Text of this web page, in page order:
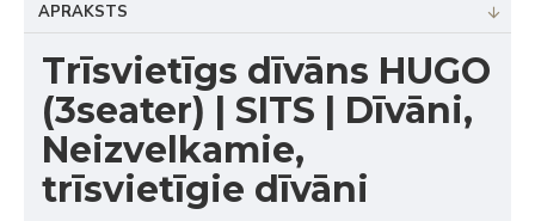
APRAKSTS
Trīsvietīgs dīvāns HUGO
(3seater) | SITS | Dīvāni,
Neizvelkamie,
trīsvietīgie dīvāni